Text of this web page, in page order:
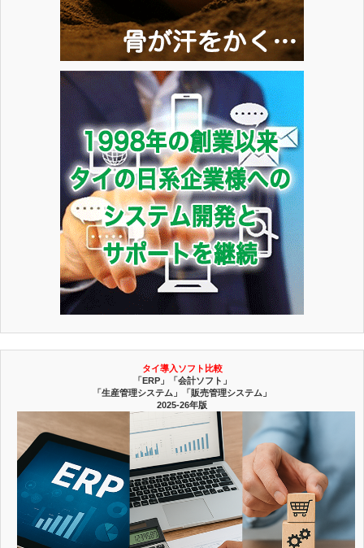
タイ導入ソフト比較
「ERP」「会計ソフト」
「生産管理システム」「販売管理システム」
2025-26年版